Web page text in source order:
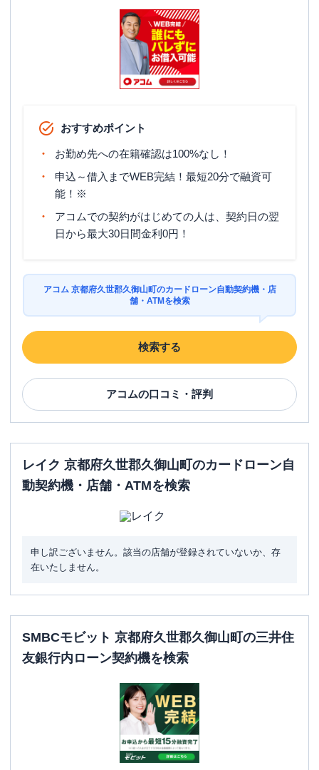
おすすめポイント
お勤め先への在籍確認は100%なし！
申込～借入までWEB完結！最短20分で融資可
能！※
アコムでの契約がはじめての人は、契約日の翌
日から最大30日間金利0円！
アコム 京都府久世郡久御山町のカードローン自動契約機・店
舗・ATMを検索
検索する
アコムの口コミ・評判
レイク 京都府久世郡久御山町のカードローン自
動契約機・店舗・ATMを検索
申し訳ございません。該当の店舗が登録されていないか、存
在いたしません。
SMBCモビット 京都府久世郡久御山町の三井住
友銀行内ローン契約機を検索